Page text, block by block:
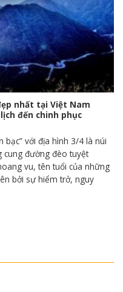
nhất tại Việt Nam
đến chinh phục
bạc” với địa hình 3/4 là núi
cung đường đèo tuyệt
vu, tên tuổi của những
bởi sự hiểm trở, nguy